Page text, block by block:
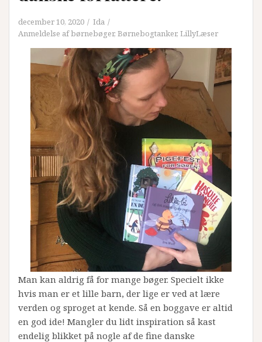
december 10, 2020
Ida
Anmeldelse af børnebøger, Børnebogtanker, LillyLæser
Man kan aldrig få for mange bøger. Specielt ikke
hvis man er et lille barn, der lige er ved at lære
verden og sproget at kende. Så en boggave er altid
en god ide! Mangler du lidt inspiration så kast
endelig blikket på nogle af de fine danske